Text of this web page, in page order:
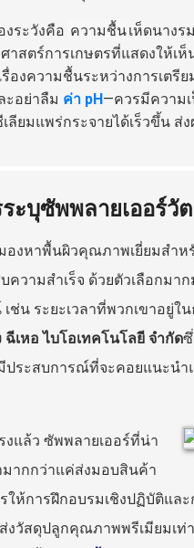
ระวังคือ ความชื้นเห็ดนาง
าสตร์การเกษตรที่แสดงให้เ
รื่องความชื้นระหว่างการเต
ะอย่าลืม ค่า pH—ควรมีความ
ลียมแพร่กระจายได้เร็วขึ้น
ระบุซัพพลายเออร์
องหาพื้นผิวคุณภาพเยี่ยมสำห
ความสำเร็จ ด้วยตัวเลือกม
เช่น ระยะเวลาที่พวกเขาอ
เหอ ไบโอเทคโนโลยี จำกัด
ประสบการณ์ที่จะคอยแนะน
แล้ว ซัพพลายเออร์ที่น่า
มากกว่าแค่ส่งมอบสินค้า
ให้การฝึกอบรมเชิงปฏิบัติแ
งวัสดุปลูกคุณภาพพรีเมียมเ